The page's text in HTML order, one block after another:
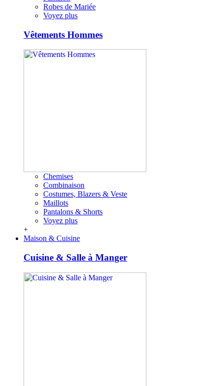
Robes de Mariée
Voyez plus
Vêtements Hommes
Chemises
Combinaison
Costumes, Blazers & Veste
Maillots
Pantalons & Shorts
Voyez plus
+
Maison & Cuisine
Cuisine & Salle à Manger